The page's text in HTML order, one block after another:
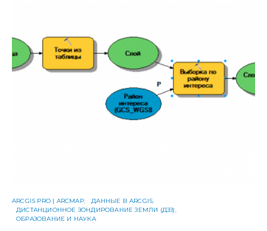
ARCGIS PRO | ARCMAP
ДАННЫЕ В ARCGIS
ДИСТАНЦИОННОЕ ЗОНДИРОВАНИЕ ЗЕМЛИ (ДЗЗ)
ОБРАЗОВАНИЕ И НАУКА